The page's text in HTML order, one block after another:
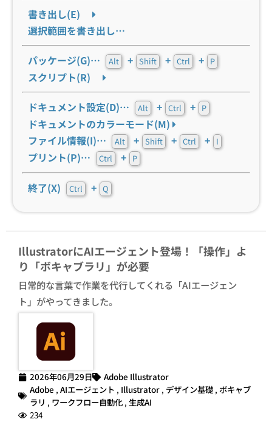
書き出し(E)
選択範囲を書き出し…
パッケージ(G)… Alt + Shift + Ctrl + P
スクリプト(R)
ドキュメント設定(D)… Alt + Ctrl + P
ドキュメントのカラーモード(M)
ファイル情報(I)…
Alt + Shift + Ctrl + I
プリント(P)… Ctrl + P
終了(X) Ctrl + Q
IllustratorにAIエージェント登場！「操作」よ
り「ボキャブラリ」が必要
日常的な言葉で作業を代行してくれる「AIエージェン
ト」がやってきました。
2026年06月29日
Adobe Illustrator
Adobe , AIエージェント , Illustrator , デザイン基礎 , ボキャブ
ラリ , ワークフロー自動化 , 生成AI
234